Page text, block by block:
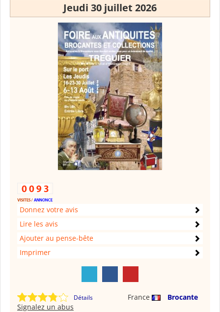
Jeudi 30 juillet 2026
Donnez votre avis
Lire les avis
Ajouter au pense-bête
Imprimer
Détails France
Brocante
Signalez un abus